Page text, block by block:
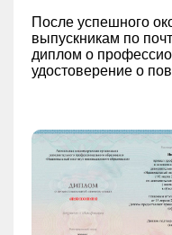
После успешного
выпускникам по
диплом о
удостоверение о